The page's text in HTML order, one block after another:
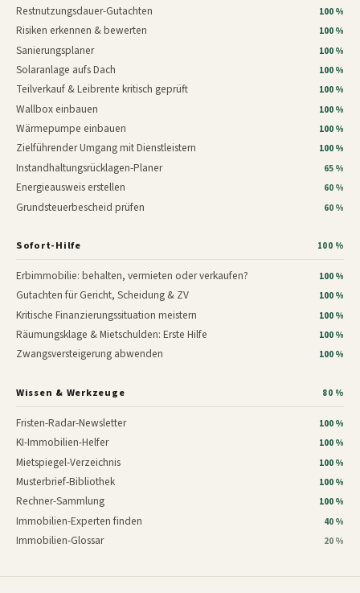
Restnutzungsdauer-Gutachten 100 %
Risiken erkennen & bewerten 100 %
Sanierungsplaner 100 %
Solaranlage aufs Dach 100 %
Teilverkauf & Leibrente kritisch geprüft 100 %
Wallbox einbauen 100 %
Wärmepumpe einbauen 100 %
Zielführender Umgang mit Dienstleistern 100 %
Instandhaltungsrücklagen-Planer 65 %
Energieausweis erstellen 60 %
Grundsteuerbescheid prüfen 60 %
Sofort-Hilfe 100 %
Erbimmobilie: behalten, vermieten oder verkaufen? 100 %
Gutachten für Gericht, Scheidung & ZV 100 %
Kritische Finanzierungssituation meistern 100 %
Räumungsklage & Mietschulden: Erste Hilfe 100 %
Zwangsversteigerung abwenden 100 %
Wissen & Werkzeuge 80 %
Fristen-Radar-Newsletter 100 %
KI-Immobilien-Helfer 100 %
Mietspiegel-Verzeichnis 100 %
Musterbrief-Bibliothek 100 %
Rechner-Sammlung 100 %
Immobilien-Experten finden 40 %
Immobilien-Glossar 20 %